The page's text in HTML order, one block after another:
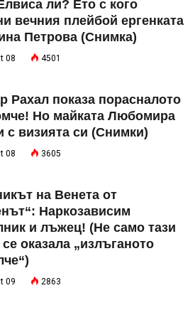
ли? Ето с кого
вечния плейбой ергенката
Петрова (Снимка)
08 4501
Рахал показа порасналото
Но майката Любомира
с визията си (Снимки)
08 3605
на Венета от
Наркозависим
и лъжец! (Не само тази
оказала „излъганото
09 2863